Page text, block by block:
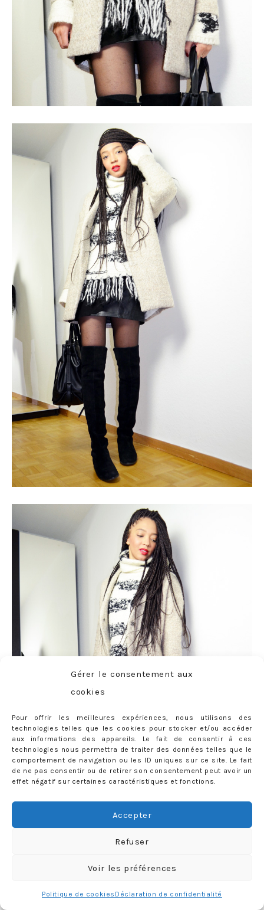
Gérer le consentement aux
cookies
Pour offrir les meilleures expériences, nous utilisons des
technologies telles que les cookies pour stocker et/ou accéder
aux informations des appareils. Le fait de consentir à ces
technologies nous permettra de traiter des données telles que le
comportement de navigation ou les ID uniques sur ce site. Le fait
de ne pas consentir ou de retirer son consentement peut avoir un
effet négatif sur certaines caractéristiques et fonctions.
Accepter
Refuser
Voir les préférences
Politique de cookies Déclaration de confidentialité